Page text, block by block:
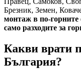
Брезник, Земен,
монтаж в по-
само разходите за
Какви врати
България?